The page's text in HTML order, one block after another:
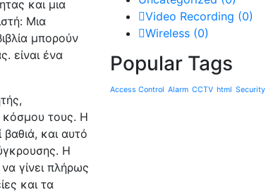
και μια
Μια
μπορούν
είναι ένα
κόσμου τους. Η
και αυτό
Η
γίνει πλήρως
και τα
Video Recording (0)
Wireless (0)
Popular Tags
Access Control Alarm CCTV html Security